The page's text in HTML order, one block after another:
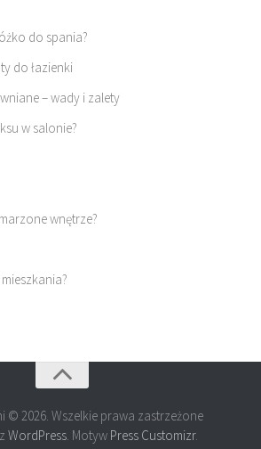
do spania?
do łazienki
– wady i zalety
w salonie?
wnętrze?
© 2026. Wszelkie prawa zastrzeżone
WordPress. Motyw Press Customizr.